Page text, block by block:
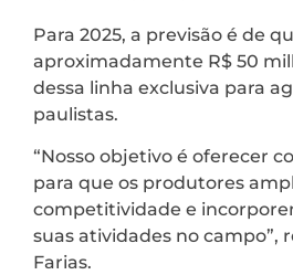
Para 2025, a previsão é de
aproximadamente R$ 50
dessa linha exclusiva para
paulistas.
“Nosso objetivo é oferecer
para que os produtores
competitividade e
suas atividades no campo”,
Farias.